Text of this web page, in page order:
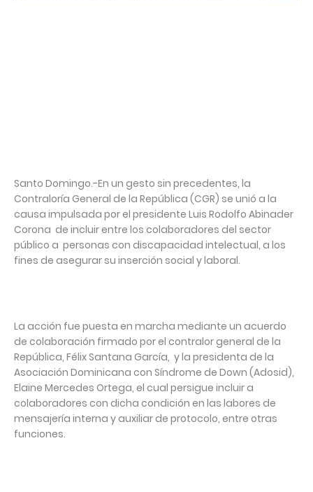
Santo Domingo.-En un gesto sin precedentes, la
Contraloría General de la República (CGR) se unió a la
causa impulsada por el presidente Luis Rodolfo Abinader
Corona de incluir entre los colaboradores del sector
público a personas con discapacidad intelectual, a los
fines de asegurar su inserción social y laboral.
La acción fue puesta en marcha mediante un acuerdo
de colaboración firmado por el contralor general de la
República, Félix Santana García, y la presidenta de la
Asociación Dominicana con Síndrome de Down (Adosid),
Elaine Mercedes Ortega, el cual persigue incluir a
colaboradores con dicha condición en las labores de
mensajería interna y auxiliar de protocolo, entre otras
funciones.